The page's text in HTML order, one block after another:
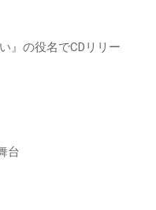
』の役名でCDリリー
台